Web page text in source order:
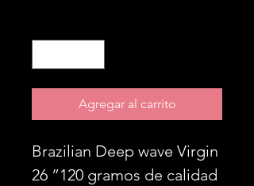
Agregar al carrito
Brazilian Deep wave Virgin
26 ”120 gramos de calidad